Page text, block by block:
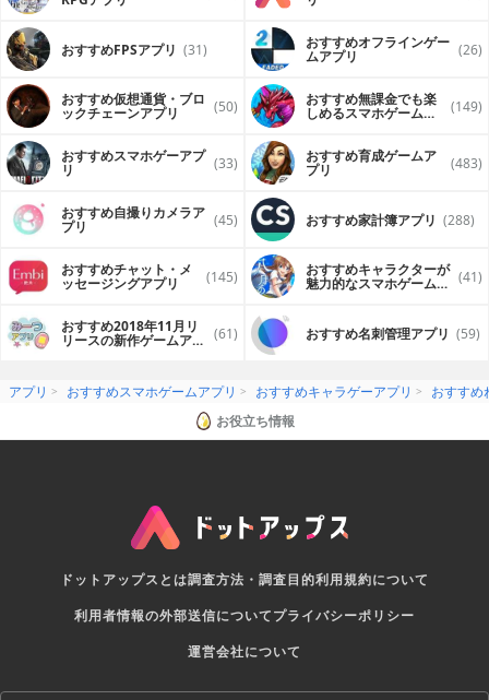
おすすめFPSアプリ (31) おすすめオフラインゲー
ムアプリ (26)
おすすめ仮想通貨・ブロ
ックチェーンアプリ (50) おすすめ無課金でも楽
しめるスマホゲームア (149)
おすすめスマホゲーアプ
リ (33) おすすめ育成ゲームア
プリ (483)
おすすめ自撮りカメラア
プリ (45) おすすめ家計簿アプリ (288)
おすすめチャット・メ
ッセージングアプリ (145) おすすめキャラクターが
魅力的なスマホゲームア (41)
おすすめ2018年11月リ
リースの新作ゲームアプ (61) おすすめ名刺管理アプリ (59)
アプリ おすすめスマホゲームアプリ おすすめキャラゲーアプリ
おすすめ
お役立ち情報
ドットアップスとは調査方法・調査目的利用規約について
利用者情報の外部送信についてプライバシーポリシー
運営会社について